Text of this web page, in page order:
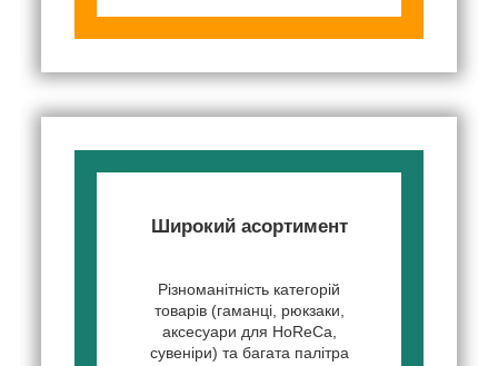
Широкий асортимент
Різноманітність категорій
товарів (гаманці, рюкзаки,
аксесуари для HoReCa,
сувеніри) та багата палітра